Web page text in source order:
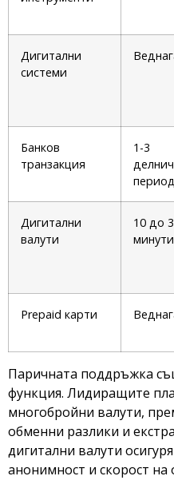
Дигитални
системи
Банков
транзакция
1-3
Дигитални
валути
10 до
минути
Prepaid карти
Паричната поддръжка
функция. Лидиращите
многобройни валути,
обменни разлики и
дигитални валути
анонимност и скорост на